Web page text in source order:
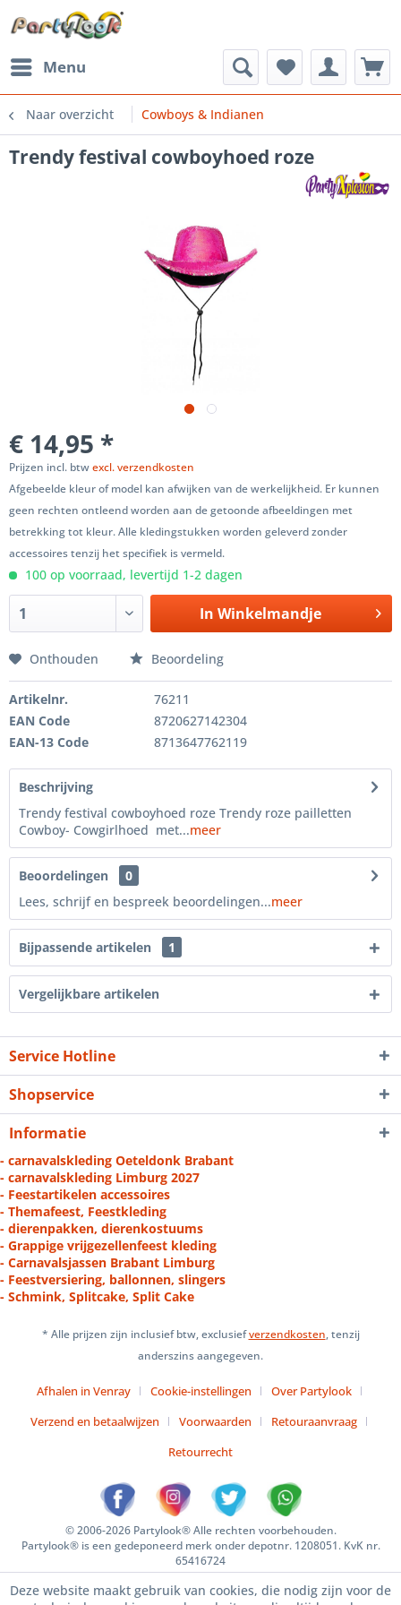
Menu
Naar overzicht Cowboys & Indianen
Trendy festival cowboyhoed roze
€ 14,95 *
Prijzen incl. btwexcl. verzendkosten
Afgebeelde kleur of model kan afwijken van de werkelijkheid. Er kunnen
geen rechten ontleend worden aan de getoonde afbeeldingen met
betrekking tot kleur. Alle kledingstukken worden geleverd zonder
accessoires tenzij het specifiek is vermeld.
100 op voorraad, levertijd 1-2 dagen
In Winkelmandje
Onthouden Beoordeling
Artikelnr.
76211
EAN Code
8720627142304
EAN-13 Code
8713647762119
Beschrijving
Trendy festival cowboyhoed roze Trendy roze pailletten
Cowboy- Cowgirlhoed met...meer
Beoordelingen
0
Lees, schrijf en bespreek beoordelingen...meer
Bijpassende artikelen 1
Vergelijkbare artikelen
Service Hotline
Shopservice
Informatie
- carnavalskleding Oeteldonk Brabant
- carnavalskleding Limburg 2027
- Feestartikelen accessoires
- Themafeest, Feestkleding
- dierenpakken, dierenkostuums
- Grappige vrijgezellenfeest kleding
- Carnavalsjassen Brabant Limburg
- Feestversiering, ballonnen, slingers
- Schmink, Splitcake, Split Cake
* Alle prijzen zijn inclusief btw, exclusiefverzendkosten, tenzij
anderszins aangegeven.
Afhalen in Venray Cookie-instellingen
Over Partylook
Verzend en betaalwijzen
Voorwaarden
Retouraanvraag
Retourrecht
© 2006-2026 Partylook® Alle rechten voorbehouden.
Partylook® is een gedeponeerd merk onder depotnr. 1208051. KvK nr.
65416724
Deze website maakt gebruik van cookies, die nodig zijn voor de